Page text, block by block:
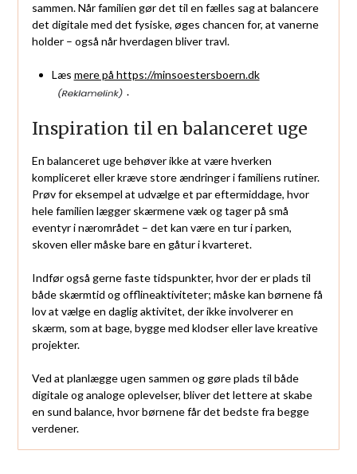
sammen. Når familien gør det til en fælles sag at balancere
det digitale med det fysiske, øges chancen for, at vanerne
holder – også når hverdagen bliver travl.
Læs mere på https://minsoestersboern.dk
.
Inspiration til en balanceret uge
En balanceret uge behøver ikke at være hverken
kompliceret eller kræve store ændringer i familiens rutiner.
Prøv for eksempel at udvælge et par eftermiddage, hvor
hele familien lægger skærmene væk og tager på små
eventyr i nærområdet – det kan være en tur i parken,
skoven eller måske bare en gåtur i kvarteret.
Indfør også gerne faste tidspunkter, hvor der er plads til
både skærmtid og offlineaktiviteter; måske kan børnene få
lov at vælge en daglig aktivitet, der ikke involverer en
skærm, som at bage, bygge med klodser eller lave kreative
projekter.
Ved at planlægge ugen sammen og gøre plads til både
digitale og analoge oplevelser, bliver det lettere at skabe
en sund balance, hvor børnene får det bedste fra begge
verdener.